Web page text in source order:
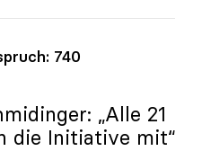
740
„Alle 21
die Initiative mit“